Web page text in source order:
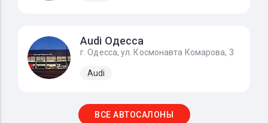
Audi Одесса
г. Одесса, ул. Космонавта Комарова, 3
Audi
ВСЕ АВТОСАЛОНЫ